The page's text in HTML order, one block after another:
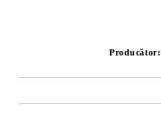
Producător: